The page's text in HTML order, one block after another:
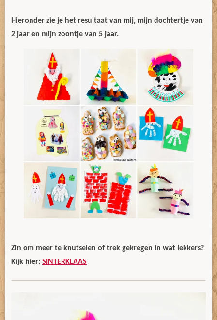
Hieronder zie je het resultaat van mij, mijn dochtertje van
2 jaar en mijn zoontje van 5 jaar.
Zin om meer te knutselen of trek gekregen in wat lekkers?
Kijk hier: SINTERKLAAS